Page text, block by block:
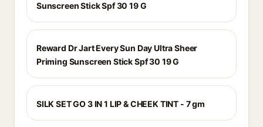
Sunscreen Stick Spf 30 19 G
Reward Dr Jart Every Sun Day Ultra Sheer
Priming Sunscreen Stick Spf 30 19 G
SILK SET GO 3 IN 1 LIP & CHEEK TINT - 7 gm